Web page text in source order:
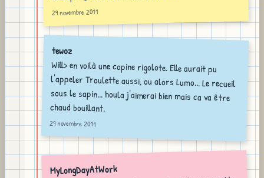
29 novembre 2011
tewoz
Will> en voilà une copine rigolote. Elle aurait pu
l'appeler Troulette aussi, ou alors Lumo... Le recueil
sous le sapin... houla j'aimerai bien mais ca va être
chaud bouillant.
29 novembre 2011
MyLongDayAtWork